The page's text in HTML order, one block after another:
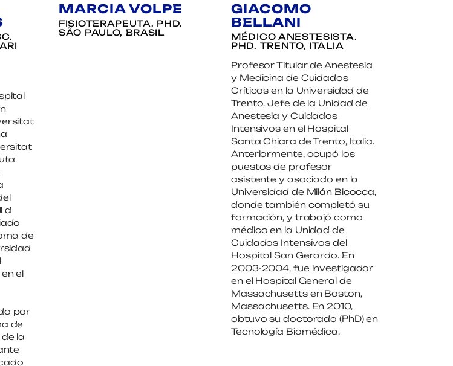
d
de
el
por
de
la
MARCIA VOLPE
FISIOTERAPEUTA. PHD.
SÃO PAULO, BRASIL
GIACOMO
BELLANI
MÉDICO ANESTESISTA.
PHD. TRENTO, ITALIA
Profesor Titular de Anestesia
y Medicina de Cuidados
Críticos en la Universidad de
Trento. Jefe de la Unidad de
Anestesia y Cuidados
Intensivos en el Hospital
Santa Chiara de Trento, Italia.
Anteriormente, ocupó los
puestos de profesor
asistente y asociado en la
Universidad de Milán Bicocca,
donde también completó su
formación, y trabajó como
médico en la Unidad de
Cuidados Intensivos del
Hospital San Gerardo. En
2003-2004, fue investigador
en el Hospital General de
Massachusetts en Boston,
Massachusetts. En 2010,
obtuvo su doctorado (PhD) en
Tecnología Biomédica.